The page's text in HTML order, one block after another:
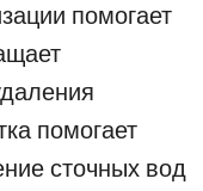
помогает
помогает
сточных вод